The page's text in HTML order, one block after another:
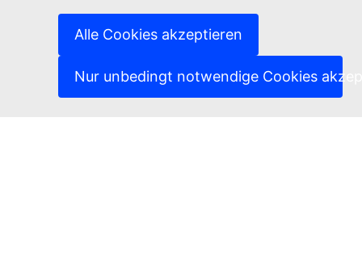
Alle Cookies akzeptieren
Nur unbedingt notwendige Cookies
IT-Sicherheitslücke melden(Externer Link)
Sprachen auf unseren Websites
(Externer Link)
(Externer Link)
Schutz der Privatsphäre(Externer Link)